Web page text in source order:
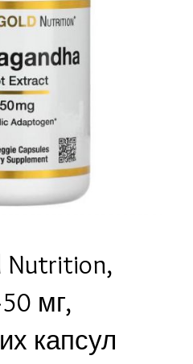
Nutrition,
мг,
капсул